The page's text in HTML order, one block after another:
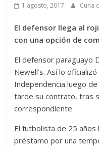
1 agosto, 2017 Cuna
El defensor llega al
con una opción de
El defensor paraguayo
Newell’s. Así lo
Independencia luego
tarde su contrato, tras
correspondiente.
El futbolista de 25 años
préstamo por una